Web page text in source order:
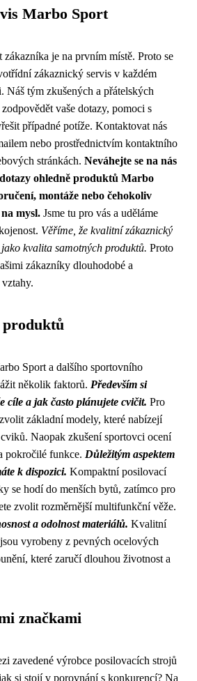
Marbo Sport
zákazníka je na prvním místě. Proto se
zákaznický servis v každém
Náš tým zkušených a přátelských
vaše dotazy, pomoci s
případné potíže. Kontaktovat nás
nebo prostřednictvím kontaktního
stránkách. Neváhejte se na nás
ohledně produktů Marbo
montáže nebo čehokoliv
mysl. Jsme tu pro vás a uděláme
Věříme, že kvalitní zákaznický
kvalita samotných produktů. Proto
zákazníky dlouhodobé a
Sport a dalšího sportovního
několik faktorů. Především si
cíle a jak často plánujete cvičit. Pro
základní modely, které nabízejí
Naopak zkušení sportovci ocení
pokročilé funkce. Důležitým aspektem
k dispozici. Kompaktní posilovací
se hodí do menších bytů, zatímco pro
zvolit rozměrnější multifunkční věže.
a odolnost materiálů. Kvalitní
vyrobeny z pevných ocelových
které zaručí dlouhou životnost a
značkami
zavedené výrobce posilovacích strojů
si stojí v porovnání s konkurencí? Na